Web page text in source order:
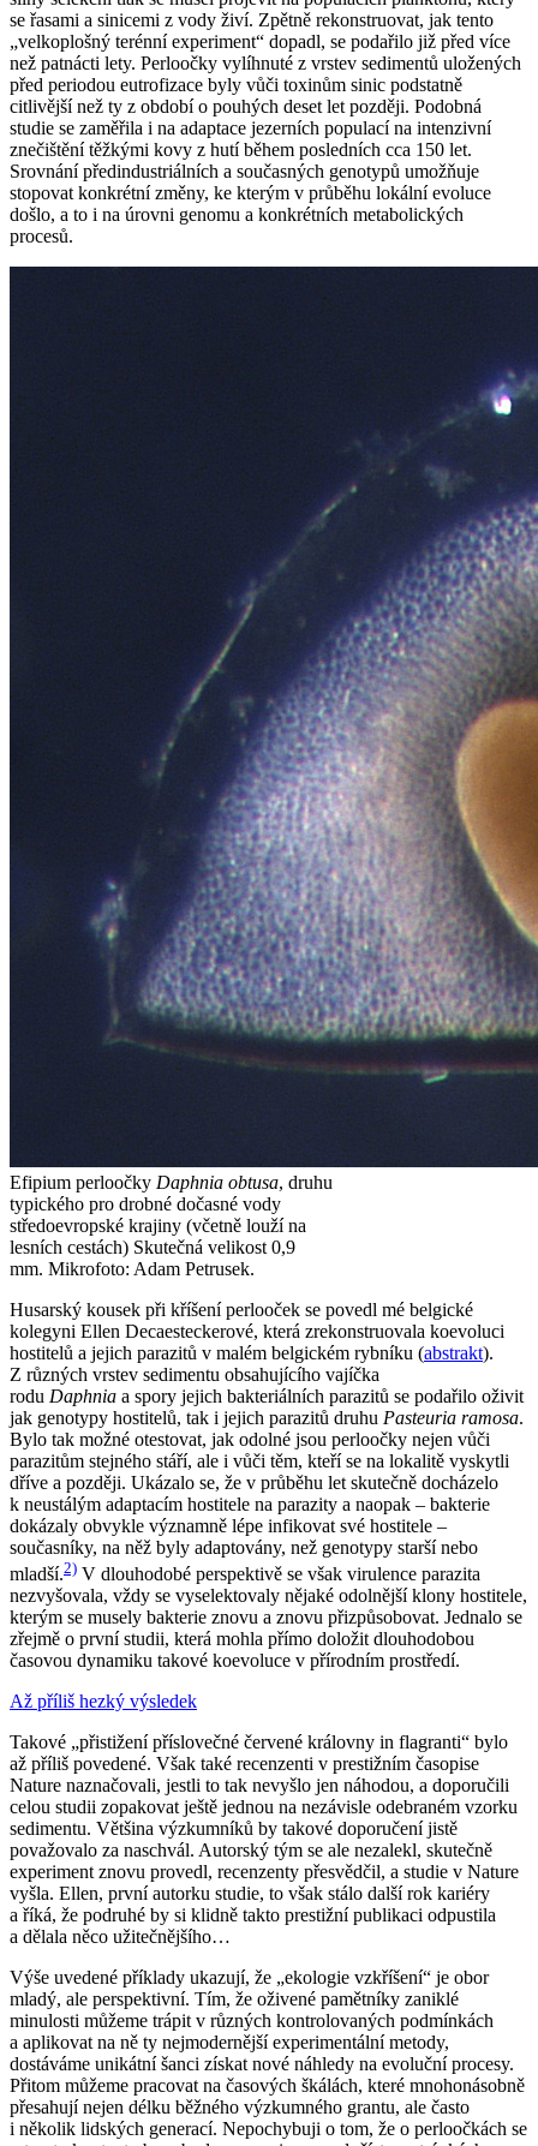
se řasami a sinicemi z vody živí. Zpětně rekonstruovat, jak tento
„velkoplošný terénní experiment“ dopadl, se podařilo již před více
než patnácti lety. Perloočky vylíhnuté z vrstev sedimentů uložených
před periodou eutrofizace byly vůči toxinům sinic podstatně
citlivější než ty z období o pouhých deset let později. Podobná
studie se zaměřila i na adaptace jezerních populací na intenzivní
znečištění těžkými kovy z hutí během posledních cca 150 let.
Srovnání předindustriálních a současných genotypů umožňuje
stopovat konkrétní změny, ke kterým v průběhu lokální evoluce
došlo, a to i na úrovni genomu a konkrétních metabolických
procesů.
Efipium perloočky Daphnia obtusa, druhu
typického pro drobné dočasné vody
středoevropské krajiny (včetně louží na
lesních cestách) Skutečná velikost 0,9
mm. Mikrofoto: Adam Petrusek.
Husarský kousek při kříšení perlooček se povedl mé belgické
kolegyni Ellen Decaesteckerové, která zrekonstruovala koevoluci
hostitelů a jejich parazitů v malém belgickém rybníku (abstrakt).
Z různých vrstev sedimentu obsahujícího vajíčka
rodu Daphnia a spory jejich bakteriálních parazitů se podařilo oživit
jak genotypy hostitelů, tak i jejich parazitů druhu Pasteuria ramosa.
Bylo tak možné otestovat, jak odolné jsou perloočky nejen vůči
parazitům stejného stáří, ale i vůči těm, kteří se na lokalitě vyskytli
dříve a později. Ukázalo se, že v průběhu let skutečně docházelo
k neustálým adaptacím hostitele na parazity a naopak – bakterie
dokázaly obvykle významně lépe infikovat své hostitele –
současníky, na něž byly adaptovány, než genotypy starší nebo
mladší.2) V dlouhodobé perspektivě se však virulence parazita
nezvyšovala, vždy se vyselektovaly nějaké odolnější klony hostitele,
kterým se musely bakterie znovu a znovu přizpůsobovat. Jednalo se
zřejmě o první studii, která mohla přímo doložit dlouhodobou
časovou dynamiku takové koevoluce v přírodním prostředí.
Až příliš hezký výsledek
Takové „přistižení příslovečné červené královny in flagranti“ bylo
až příliš povedené. Však také recenzenti v prestižním časopise
Nature naznačovali, jestli to tak nevyšlo jen náhodou, a doporučili
celou studii zopakovat ještě jednou na nezávisle odebraném vzorku
sedimentu. Většina výzkumníků by takové doporučení jistě
považovalo za naschvál. Autorský tým se ale nezalekl, skutečně
experiment znovu provedl, recenzenty přesvědčil, a studie v Nature
vyšla. Ellen, první autorku studie, to však stálo další rok kariéry
a říká, že podruhé by si klidně takto prestižní publikaci odpustila
a dělala něco užitečnějšího…
Výše uvedené příklady ukazují, že „ekologie vzkříšení“ je obor
mladý, ale perspektivní. Tím, že oživené pamětníky zaniklé
minulosti můžeme trápit v různých kontrolovaných podmínkách
a aplikovat na ně ty nejmodernější experimentální metody,
dostáváme unikátní šanci získat nové náhledy na evoluční procesy.
Přitom můžeme pracovat na časových škálách, které mnohonásobně
přesahují nejen délku běžného výzkumného grantu, ale často
i několik lidských generací. Nepochybuji o tom, že o perloočkách se